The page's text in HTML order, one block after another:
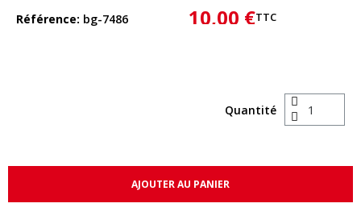
Référence bg-7486 10,00 €TTC
Quantité
AJOUTER AU PANIER